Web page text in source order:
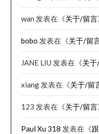
wan 发表在《关于/留言
bobo 发表在《关于/留
JANE LIU 发表在《关
xiang 发表在《关于/留
123 发表在《关于/留言
Paul Xu 318 发表在《